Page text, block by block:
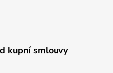
kupní smlouvy